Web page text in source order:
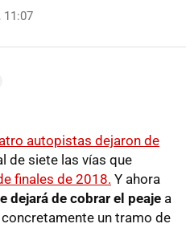
11:07
autopistas dejaron de
de siete las vías que
finales de 2018. Y ahora
dejará de cobrar el peaje a
un tramo de